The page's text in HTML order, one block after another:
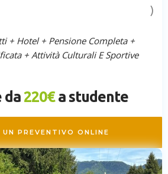
)
+ Hotel + Pensione Completa +
+ Attività Culturali E Sportive
da220€a studente
UN PREVENTIVO ONLINE